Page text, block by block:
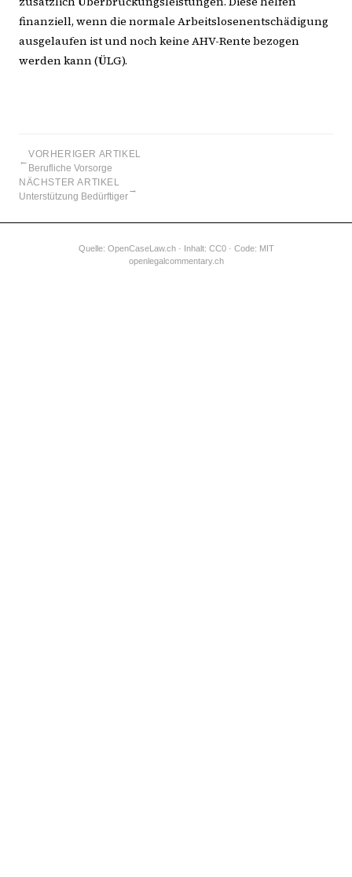
finanziell, wenn die normale Arbeitslosenentschädigung
ausgelaufen ist und noch keine AHV-Rente bezogen
werden kann (ÜLG).
←
VORHERIGER ARTIKEL
Berufliche Vorsorge
NÄCHSTER ARTIKEL
Unterstützung Bedürftiger
→
Quelle: OpenCaseLaw.ch· Inhalt: CC0 · Code: MIT
openlegalcommentary.ch